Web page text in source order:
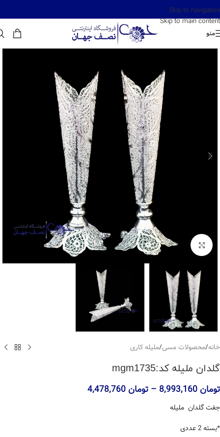
Skip to navigation
Skip to main content
منو
بزرگنمایی تصویر
خانه/محصولات مسی/ملیله کاری
گلدان ملیله کد:mgm1735
تومان
– تومان
جفت گلدان ملیله
*بسته 2 عددی